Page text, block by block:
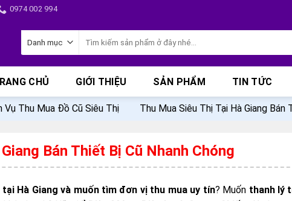
0974 002 994
kiếm:
CHỦ GIỚI THIỆU SẢN PHẨM TIN TỨC
Vụ Thu Mua Đồ Cũ Siêu Thị Thu Mua Siêu Thị Tại Hà Giang Bán
Bán Thiết Bị Cũ Nhanh Chóng
Hà Giang và muốn tìm đơn vị thu mua uy tín? Muốn thanh lý